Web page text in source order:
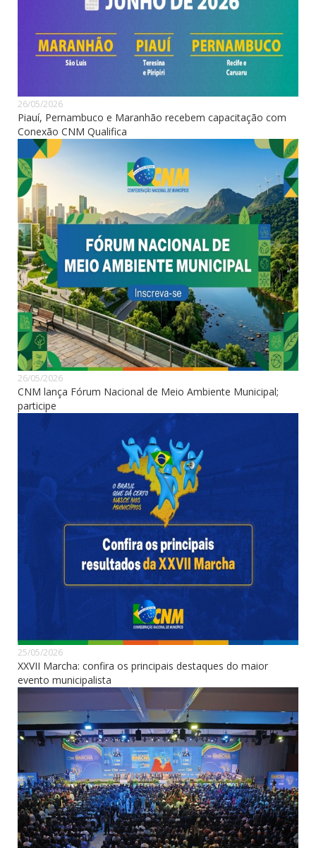
26/05/2026
Piauí, Pernambuco e Maranhão recebem capacitação com
Conexão CNM Qualifica
26/05/2026
CNM lança Fórum Nacional de Meio Ambiente Municipal;
participe
25/05/2026
XXVII Marcha: confira os principais destaques do maior
evento municipalista